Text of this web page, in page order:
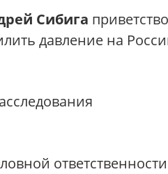
Сибига
давление на
ответственности